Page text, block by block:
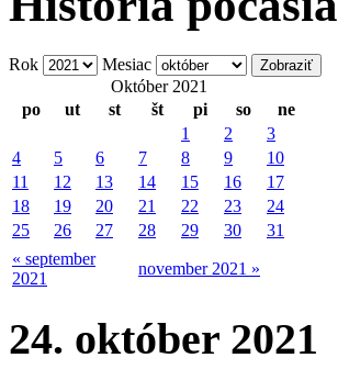
Rok
Mesiac
Október 2021
po
ut st št pi so ne
« september
2021
november 2021 »
1 2
3
4
5 6 7 8 9
10
11
12 13 14 15 16
17
18
19 20 21 22 23
24
25
26 27 28 29 30 31
24. október 2021